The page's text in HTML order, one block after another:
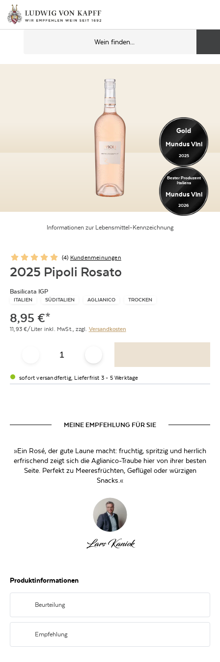
Informationen zur Lebensmittel-Kennzeichnung
Gold
Mundus Vini
2025
Bester Produzent
Italiens
Mundus Vini
2026
(4) Kundenmeinungen
2025 Pipoli Rosato
Basilicata IGP
ITALIEN SÜDITALIEN AGLIANICO TROCKEN
8,95 €*
11,93 €/Liter inkl. MwSt., zzgl. Versandkosten
sofort versandfertig, Lieferfrist 3 - 5 Werktage
MEINE EMPFEHLUNG FÜR SIE
»Ein Rosé, der gute Laune macht: fruchtig, spritzig und herrlich
erfrischend zeigt sich die Aglianico-Traube hier von ihrer besten
Seite. Perfekt zu Meeresfrüchten, Geflügel oder würzigen
Snacks.«
Lars Kaniok
Produktinformationen
Beurteilung
Zarter Rosaton. In der Nase fruchtig mit Noten von Himbeere,
Walderdbeeren, Kirsche und Granatapfel. Im Mund mit frischer Weinsäure
und hauchfeinem Tannin. Elegant und harmonisch im Abgang.
Empfehlung